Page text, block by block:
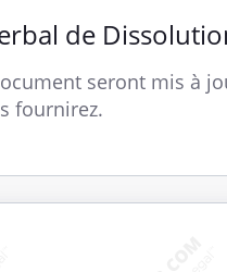
de
seront mis à
fournirez.